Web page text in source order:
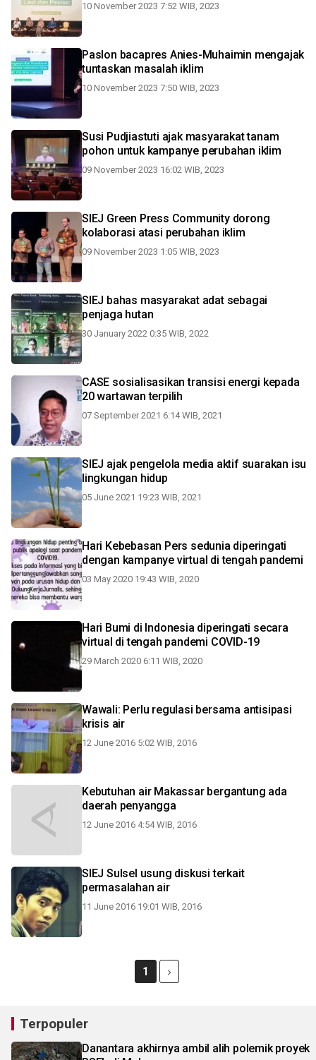
10 November 2023 7:52 WIB, 2023
Paslon bacapres Anies-Muhaimin mengajak
tuntaskan masalah iklim
10 November 2023 7:50 WIB, 2023
Susi Pudjiastuti ajak masyarakat tanam
pohon untuk kampanye perubahan iklim
09 November 2023 16:02 WIB, 2023
SIEJ Green Press Community dorong
kolaborasi atasi perubahan iklim
09 November 2023 1:05 WIB, 2023
SIEJ bahas masyarakat adat sebagai
penjaga hutan
30 January 2022 0:35 WIB, 2022
CASE sosialisasikan transisi energi kepada
20 wartawan terpilih
07 September 2021 6:14 WIB, 2021
SIEJ ajak pengelola media aktif suarakan isu
lingkungan hidup
05 June 2021 19:23 WIB, 2021
Hari Kebebasan Pers sedunia diperingati
dengan kampanye virtual di tengah pandemi
03 May 2020 19:43 WIB, 2020
Hari Bumi di Indonesia diperingati secara
virtual di tengah pandemi COVID-19
29 March 2020 6:11 WIB, 2020
Wawali: Perlu regulasi bersama antisipasi
krisis air
12 June 2016 5:02 WIB, 2016
Kebutuhan air Makassar bergantung ada
daerah penyangga
12 June 2016 4:54 WIB, 2016
SIEJ Sulsel usung diskusi terkait
permasalahan air
11 June 2016 19:01 WIB, 2016
1
Terpopuler
Danantara akhirnya ambil alih polemik proyek